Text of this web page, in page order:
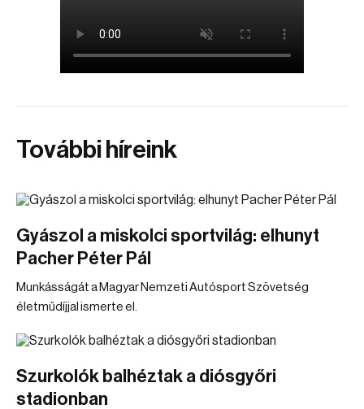
További híreink
Gyászol a miskolci sportvilág: elhunyt
Pacher Péter Pál
Munkásságát a Magyar Nemzeti Autósport Szövetség
életműdíjjal ismerte el.
Szurkolók balhéztak a diósgyőri
stadionban